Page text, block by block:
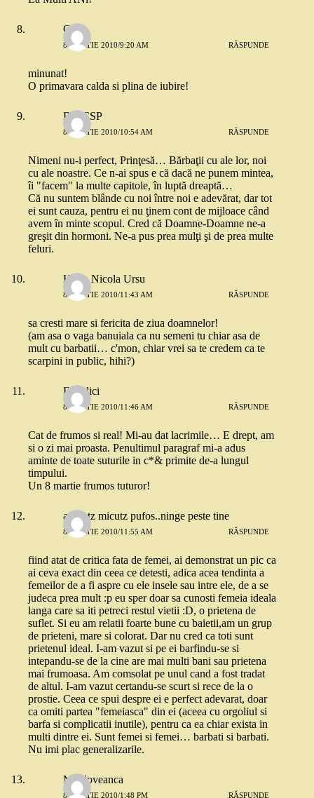
Orry
8 MARTIE 2010/9:20 AM RĂSPUNDE
minunat!
O primavara calda si plina de iubire!
B85CSP
8 MARTIE 2010/10:54 AM RĂSPUNDE
Nimeni nu-i perfect, Prinţesă… Bărbaţii cu ale lor, noi
cu ale noastre. Ce n-ai spus e că dacă ne punem mintea,
îi "facem" la multe capitole, în luptă dreaptă…
Că nu suntem blânde cu noi între noi e adevărat, dar tot
ei sunt cauza, pentru ei nu ţinem cont de mijloace când
avem în minte scopul. Cred că Doamne-Doamne ne-a
greşit din hormoni. Ne-a pus prea mulţi şi de prea multe
feluri.
Horia Nicola Ursu
8 MARTIE 2010/11:43 AM RĂSPUNDE
sa cresti mare si fericita de ziua doamnelor!
(am asa o vaga banuiala ca nu semeni tu chiar asa de
mult cu barbatii… c'mon, chiar vrei sa te credem ca te
scarpini in public, hihi?)
Fimolici
8 MARTIE 2010/11:46 AM RĂSPUNDE
Cat de frumos si real! Mi-au dat lacrimile… E drept, am
si o zi mai proasta. Penultimul paragraf mi-a adus
aminte de toate suturile in c*& primite de-a lungul
timpului.
Un 8 martie frumos tuturor!
adinutz micutz pufos..ninge peste tine
8 MARTIE 2010/11:55 AM RĂSPUNDE
fiind atat de critica fata de femei, ai demonstrat un pic ca
ai ceva exact din ceea ce detesti, adica acea tendinta a
femeilor de a fi aspre cu ele insele sau intre ele, de a se
judeca prea mult :p eu sper doar sa cunosti femeia ideala
langa care sa iti petreci restul vietii :D, o prietena de
suflet. Si eu am relatii foarte bune cu baietii,am un grup
de prieteni, mare si colorat. Dar nu cred ca toti sunt
prietenul ideal. I-am vazut si pe ei barfindu-se si
intepandu-se de la cine are mai multi bani sau prietena
mai frumoasa. Am comsolat pe unul cand a fost tradat
de altul. I-am vazut certandu-se scurt si rece de la o
prostie. Ceea ce spui despre ei e perfect adevarat, doar
ca omiti partea "femeiasca" din ei (aceea cu orgoliul si
barfa si complicatii inutile), pentru ca ea chiar exista in
multi dintre ei. Sunt femei si femei… barbati si barbati.
Nu imi plac generalizarile.
Moldoveanca
8 MARTIE 2010/1:48 PM RĂSPUNDE